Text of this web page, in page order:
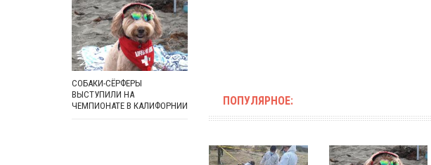
ПОПУЛЯРНОЕ:
СОБАКИ-СЁРФЕРЫ
ВЫСТУПИЛИ НА
ЧЕМПИОНАТЕ В КАЛИФОРНИИ